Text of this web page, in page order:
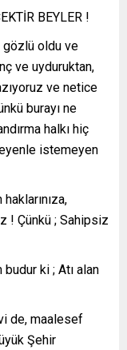
BEYLER !
gözlü oldu ve
ve uyduruktan,
ve netice
burayı ne
halkı hiç
istemeyen
! Çünkü ; Sahipsiz
ki ; Atı alan
de, maalesef
Şehir